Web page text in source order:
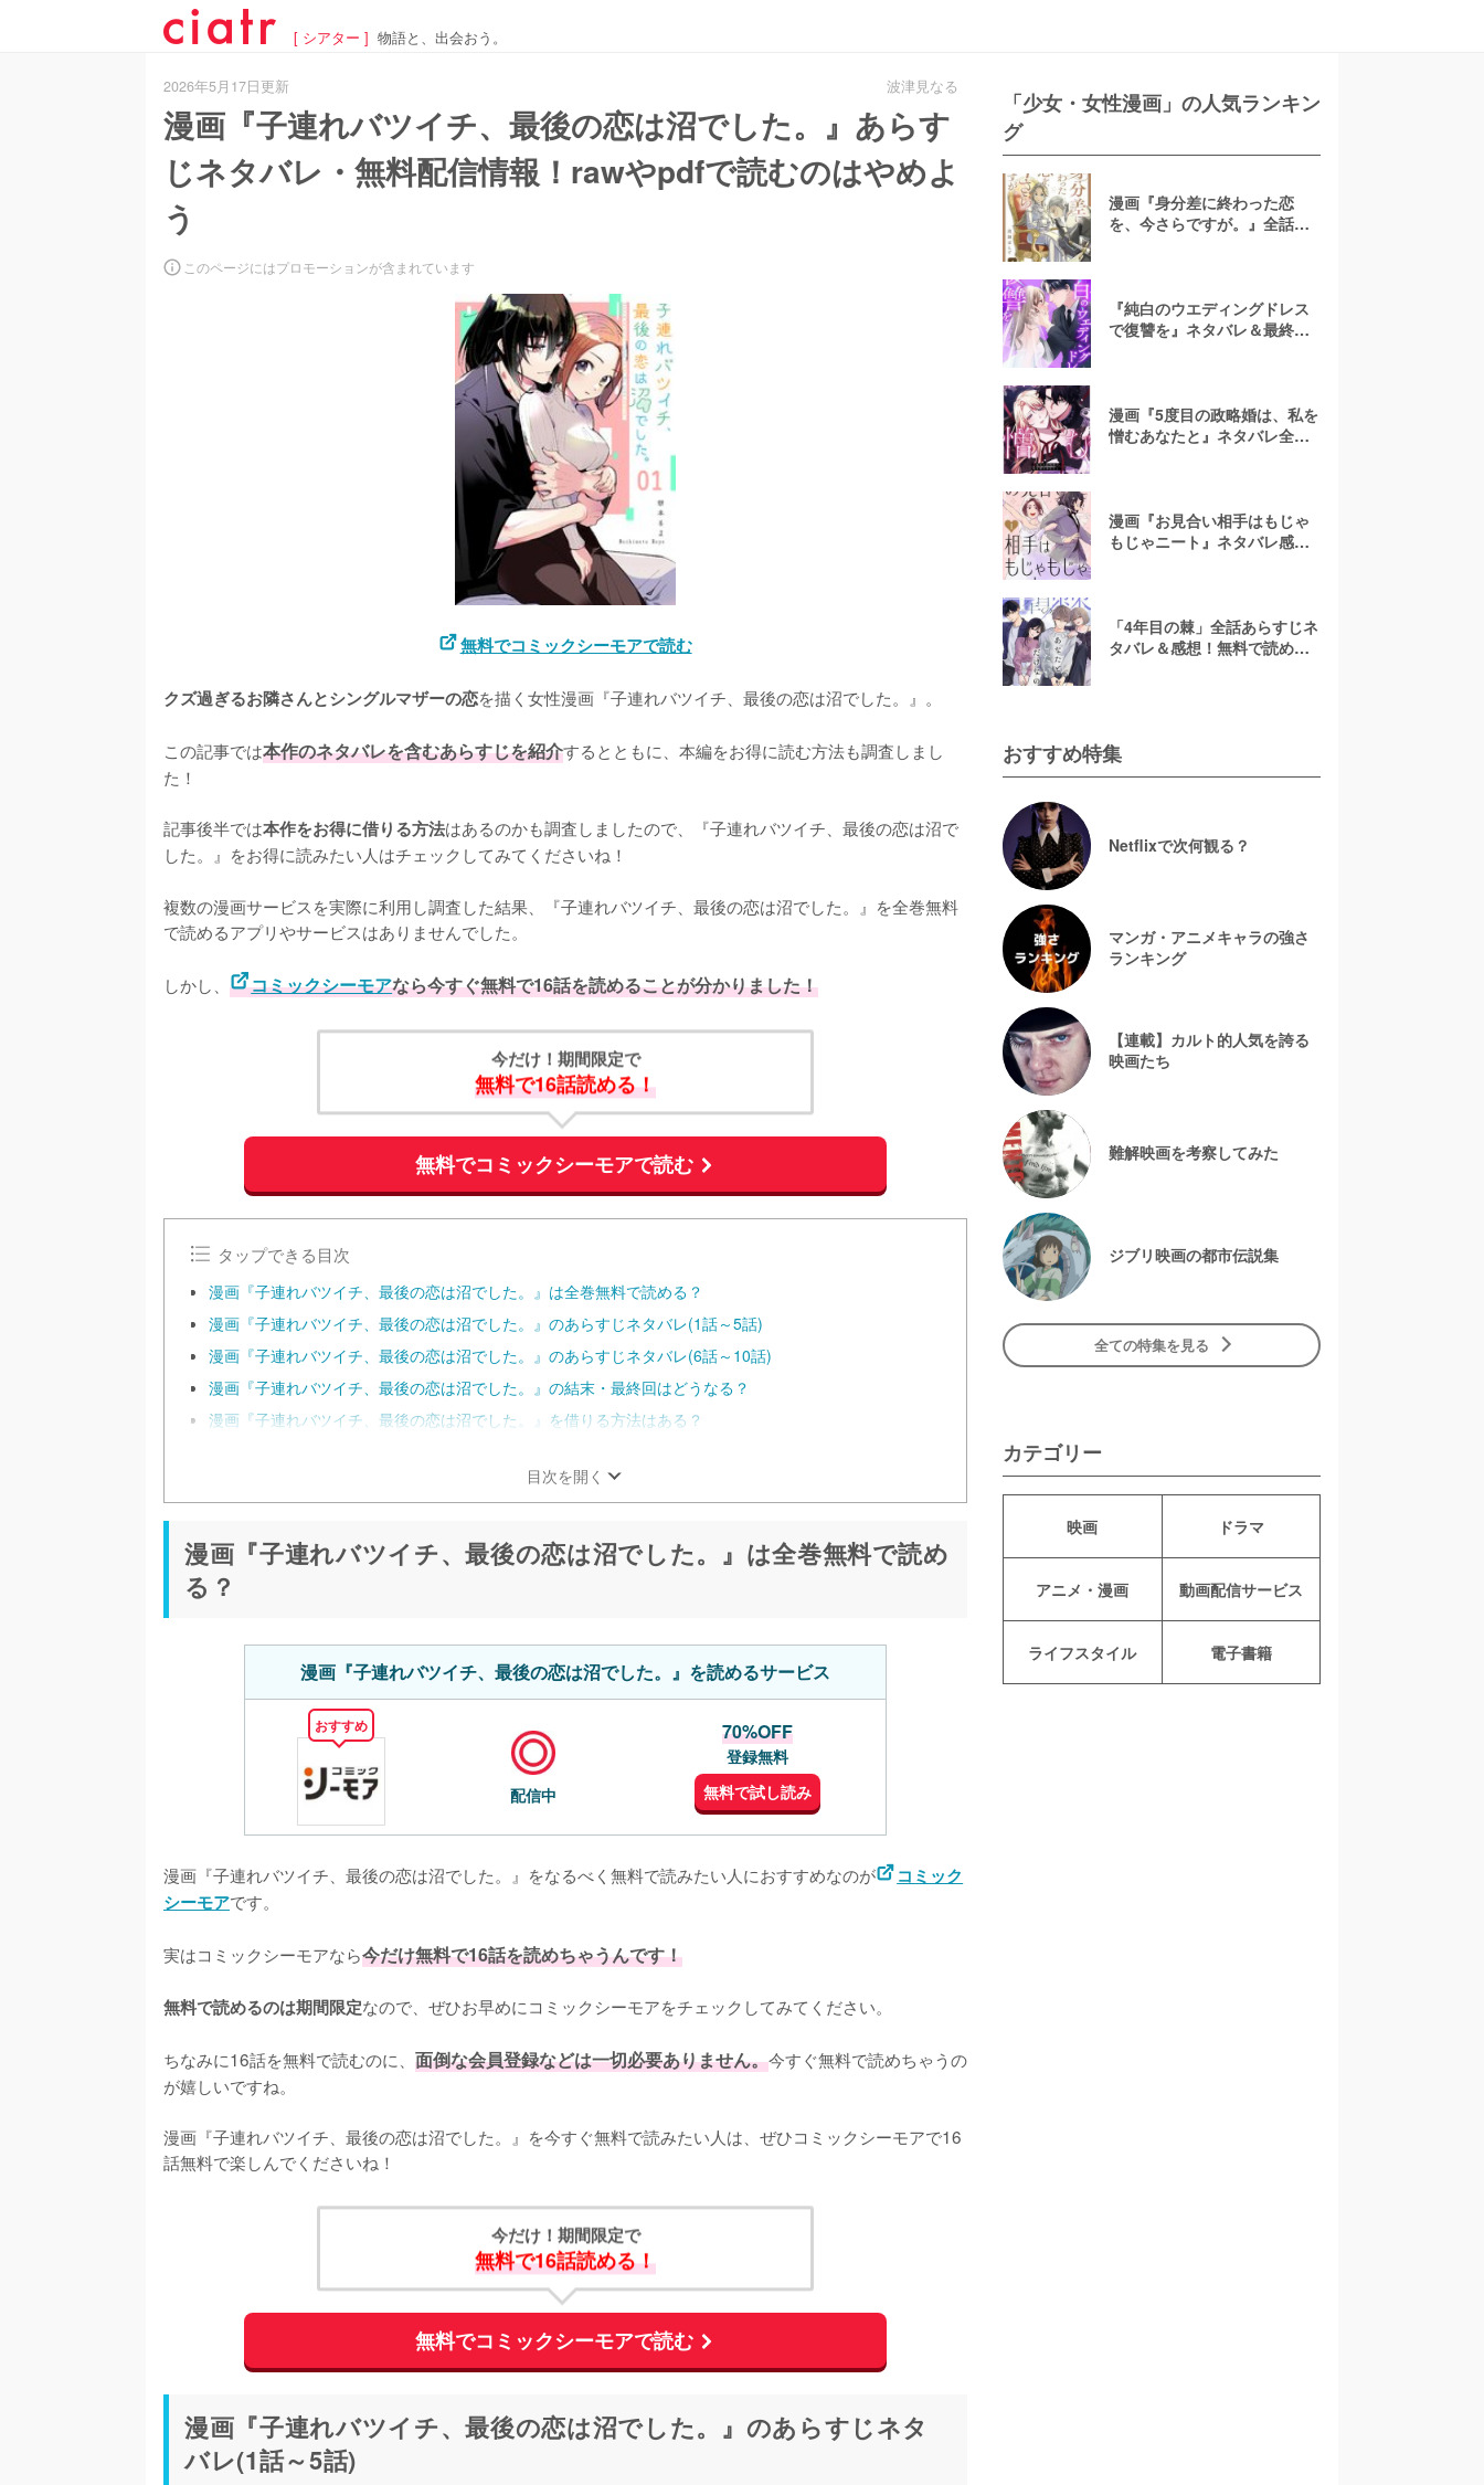
[ シアター ] 物語と、出会おう。
2026年5月17日更新 波津見なる
漫画『子連れバツイチ、最後の恋は沼でした。』あらす
じネタバレ・無料配信情報！rawやpdfで読むのはやめよ
う
このページにはプロモーションが含まれています
無料でコミックシーモアで読む
クズ過ぎるお隣さんとシングルマザーの恋を描く女性漫画『子連れバツイチ、最後の恋は沼でした。』。
この記事では本作のネタバレを含むあらすじを紹介するとともに、本編をお得に読む方法も調査しまし
た！
記事後半では本作をお得に借りる方法はあるのかも調査しましたので、『子連れバツイチ、最後の恋は沼で
した。』をお得に読みたい人はチェックしてみてくださいね！
複数の漫画サービスを実際に利用し調査した結果、『子連れバツイチ、最後の恋は沼でした。』を全巻無料
で読めるアプリやサービスはありませんでした。
しかし、 コミックシーモアなら今すぐ無料で16話を読めることが分かりました！
今だけ！期間限定で
無料で16話読める！
無料でコミックシーモアで読む
タップできる目次
漫画『子連れバツイチ、最後の恋は沼でした。』は全巻無料で読める？
漫画『子連れバツイチ、最後の恋は沼でした。』のあらすじネタバレ(1話～5話)
漫画『子連れバツイチ、最後の恋は沼でした。』のあらすじネタバレ(6話～10話)
漫画『子連れバツイチ、最後の恋は沼でした。』の結末・最終回はどうなる？
漫画『子連れバツイチ、最後の恋は沼でした。』を借りる方法はある？
目次を開く
漫画『子連れバツイチ、最後の恋は沼でした。』は全巻無料で読め
る？
漫画『子連れバツイチ、最後の恋は沼でした。』を読めるサービス
おすすめ
配信中
70%OFF
登録無料
無料で試し読み
漫画『子連れバツイチ、最後の恋は沼でした。』をなるべく無料で読みたい人におすすめなのが
コミック
シーモアです。
実はコミックシーモアなら今だけ無料で16話を読めちゃうんです！
無料で読めるのは期間限定なので、ぜひお早めにコミックシーモアをチェックしてみてください。
ちなみに16話を無料で読むのに、 面倒な会員登録などは一切必要ありません。今すぐ無料で読めちゃうの
が嬉しいですね。
漫画『子連れバツイチ、最後の恋は沼でした。』を今すぐ無料で読みたい人は、ぜひコミックシーモアで16
話無料で楽しんでくださいね！
今だけ！期間限定で
無料で16話読める！
無料でコミックシーモアで読む
漫画『子連れバツイチ、最後の恋は沼でした。』のあらすじネタ
バレ(1話～5話)
「少女・女性漫画」の人気ランキン
グ
漫画『身分差に終わった恋
を、今さらですが。』全話ネ
『純白のウエディングドレス
で復讐を』ネタバレ＆最終回
漫画『5度目の政略婚は、私を
憎むあなたと』ネタバレ全話
漫画『お見合い相手はもじゃ
もじゃニート』ネタバレ感
「4年目の棘」全話あらすじネ
タバレ＆感想！無料で読め
おすすめ特集
Netflixで次何観る？
マンガ・アニメキャラの強さ
ランキング
【連載】カルト的人気を誇る
映画たち
難解映画を考察してみた
ジブリ映画の都市伝説集
全ての特集を見る
カテゴリー
映画 ドラマ
アニメ・漫画 動画配信サービス
ライフスタイル 電子書籍